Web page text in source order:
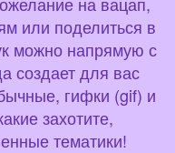
или поделиться в
можно напрямую с
создает для вас
гифки (gif) и
захотите,
тематики!